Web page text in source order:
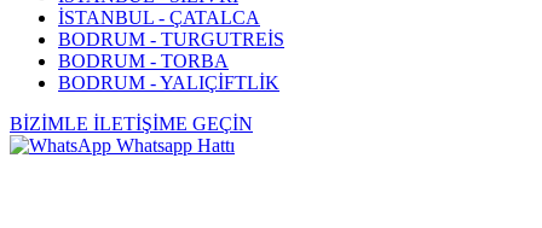
İSTANBUL - ÇATALCA
BODRUM - TURGUTREİS
BODRUM - TORBA
BODRUM - YALIÇİFTLİK
BİZİMLE İLETİŞİME GEÇİN
Whatsapp Hattı